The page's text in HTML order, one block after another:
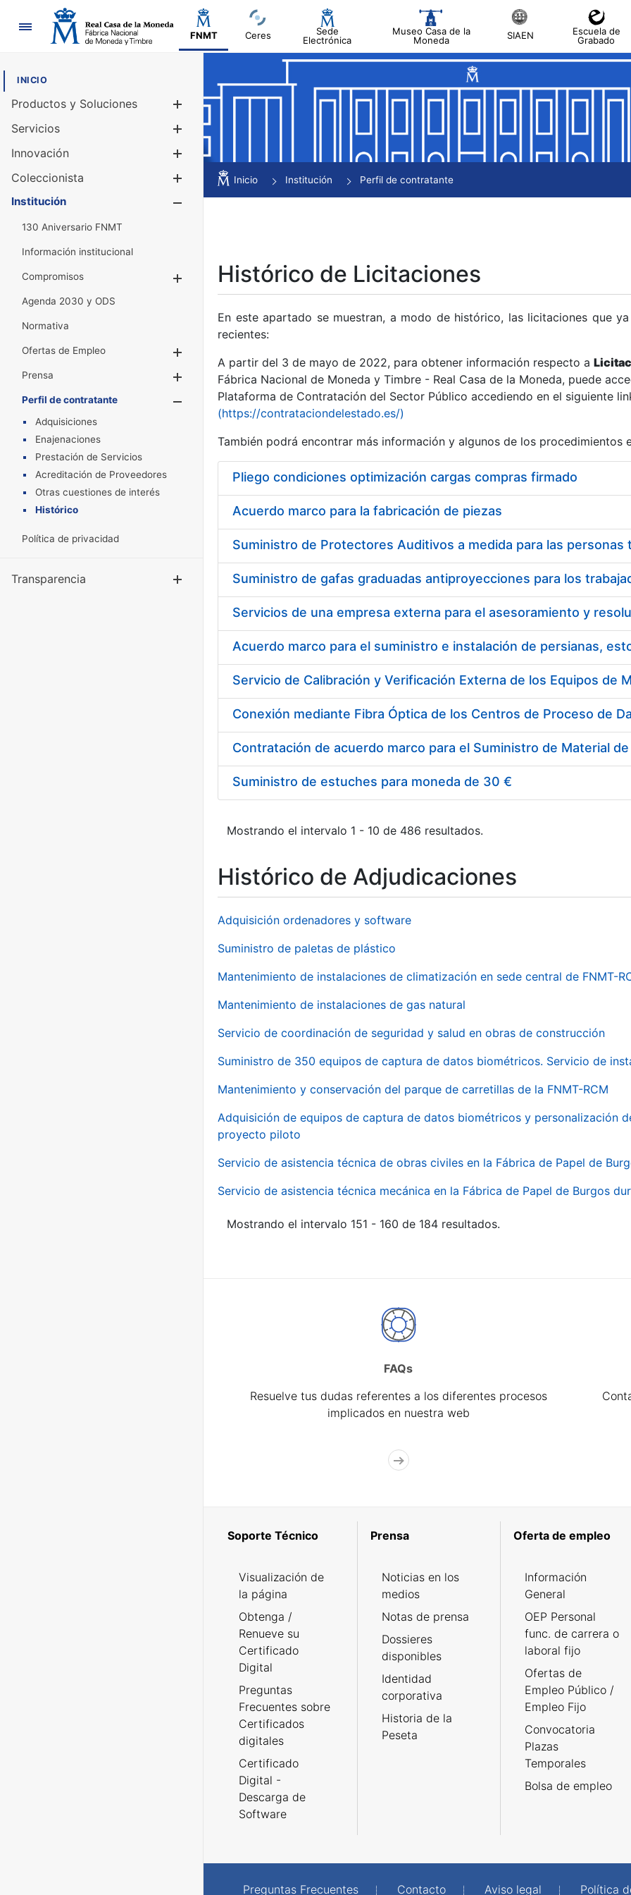
Navegación
FNMT Ceres
Sede
Electrónica
Museo Casa de la
Moneda
SIAEN
Escuela de
Grabado
INICIO
Productos y Soluciones
Mostrar/Ocultar
Servicios
Innovación
Coleccionista
Mostrar/Ocultar
Institución
130 Aniversario FNMT
Información institucional
Compromisos
Mostrar/Ocultar
Agenda 2030 y ODS
Normativa
Ofertas de Empleo
Prensa
Mostrar/Ocultar
Perfil de contratante
Mostrar/Ocultar
Adquisiciones
Enajenaciones
Prestación de Servicios
Acreditación de Proveedores
Otras cuestiones de interés
Histórico
Política de privacidad
Transparencia Mostrar/Ocultar
Inicio Institución Perfil de contratante
Histórico de Licitaciones
En este apartado se muestran, a modo de histórico, las licitaciones que
recientes:
A partir del 3 de mayo de 2022, para obtener información respecto a
Fábrica Nacional de Moneda y Timbre - Real Casa de la Moneda, puede
Plataforma de Contratación del Sector Público accediendo en el siguiente
(https://contrataciondelestado.es/)
También podrá encontrar más información y algunos de los procedimientos
Pliego condiciones optimización cargas compras firmado
Acuerdo marco para la fabricación de piezas
Acuerdo marco para el suministro e instalación de persianas,
Suministro de estuches para moneda de 30 €
Mostrando el intervalo 1 - 10 de 486 resultados.
Histórico de Adjudicaciones
Adquisición ordenadores y software
Suministro de paletas de plástico
Mantenimiento de instalaciones de climatización en sede central de FNMT-
Mantenimiento de instalaciones de gas natural
Servicio de coordinación de seguridad y salud en obras de construcción
Suministro de 350 equipos de captura de datos biométricos. Servicio de
Mantenimiento y conservación del parque de carretillas de la FNMT-RCM
Adquisición de equipos de captura de datos biométricos y personalización
proyecto piloto
Servicio de asistencia técnica de obras civiles en la Fábrica de Papel de
Servicio de asistencia técnica mecánica en la Fábrica de Papel de Burgos
Mostrando el intervalo 151 - 160 de 184 resultados.
FAQs
Resuelve tus dudas referentes a los diferentes procesos
implicados en nuestra web
Soporte Técnico
Visualización de
la página
Obtenga /
Renueve su
Certificado
Digital
Preguntas
Frecuentes sobre
Certificados
digitales
Certificado
Digital -
Descarga de
Software
Prensa
Noticias en los
medios
Notas de prensa
Dossieres
disponibles
Identidad
corporativa
Historia de la
Peseta
Oferta de empleo
Información
General
OEP Personal
func. de carrera o
laboral fijo
Ofertas de
Empleo Público /
Empleo Fijo
Convocatoria
Plazas
Temporales
Bolsa de empleo
Preguntas Frecuentes Contacto Aviso legal Política